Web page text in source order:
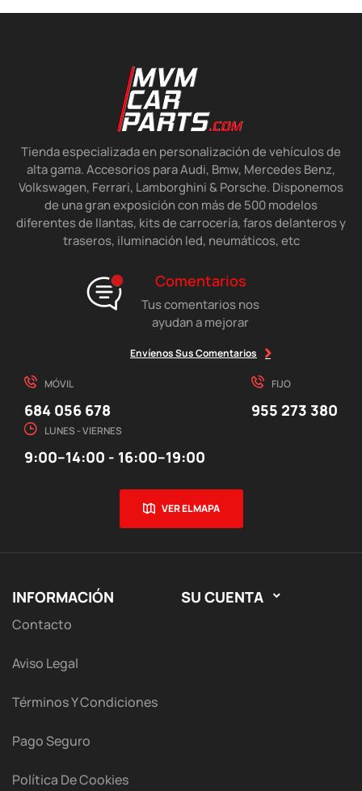
Tienda especializada en personalización de vehículos de
alta gama. Accesorios para Audi, Bmw, Mercedes Benz,
Volkswagen, Ferrari, Lamborghini & Porsche. Disponemos
de una gran exposición con más de 500 modelos
diferentes de llantas, kits de carrocería, faros delanteros y
traseros, iluminación led, neumáticos, etc
Comentarios
Tus comentarios nos
ayudan a mejorar
Envíenos Sus Comentarios
MÓVIL
684 056 678
FIJO
955 273 380
LUNES - VIERNES
9:00–14:00 - 16:00–19:00
VER EL MAPA
INFORMACIÓN
Contacto
Aviso Legal
Términos Y Condiciones
Pago Seguro
Política De Cookies
SU CUENTA 